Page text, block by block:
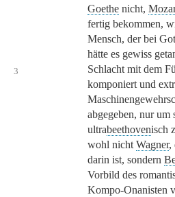
Goethe nicht,
fertig bekommen,
Mensch, der bei
hätte es gewiss
Schlacht mit dem
komponiert und
abgegeben, nur um
ultrabeethovenisch
wohl nicht Wagner,
darin ist, sondern
Vorbild des
Kompo-Onanisten
3